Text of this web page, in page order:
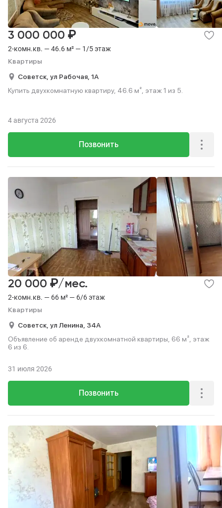
2-комн.кв. — 46.6 м² — 1/5 этаж
Квартиры
3 000 000 ₽
Советск, ул Рабочая, 1А
Купить двухкомнатную квартиру, 46.6 м², этаж 1 из 5.
Позвонить
4 августа 2026
2-комн.кв. — 66 м² — 6/6 этаж
Квартиры
20 000 ₽/мес.
Советск, ул Ленина, 34А
Объявление об аренде двухкомнатной квартиры, 66 м², этаж
6 из 6.
Позвонить
31 июля 2026